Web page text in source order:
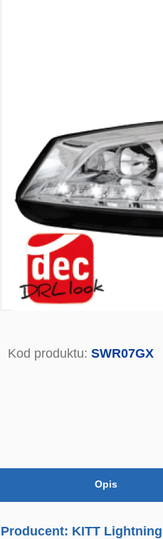
Kod produktu: SWR07GX
Opis
Producent: KITT Lightning